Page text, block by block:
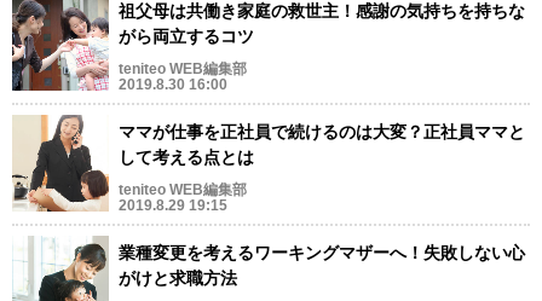
祖父母は共働き家庭の救世主！感謝の気持ちを持ちな
がら両立するコツ
teniteo WEB編集部
2019.8.30 16:00
ママが仕事を正社員で続けるのは大変？正社員ママと
して考える点とは
teniteo WEB編集部
2019.8.29 19:15
業種変更を考えるワーキングマザーへ！失敗しない心
がけと求職方法